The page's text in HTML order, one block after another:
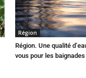
Région
Région. Une qualité
vous pour les